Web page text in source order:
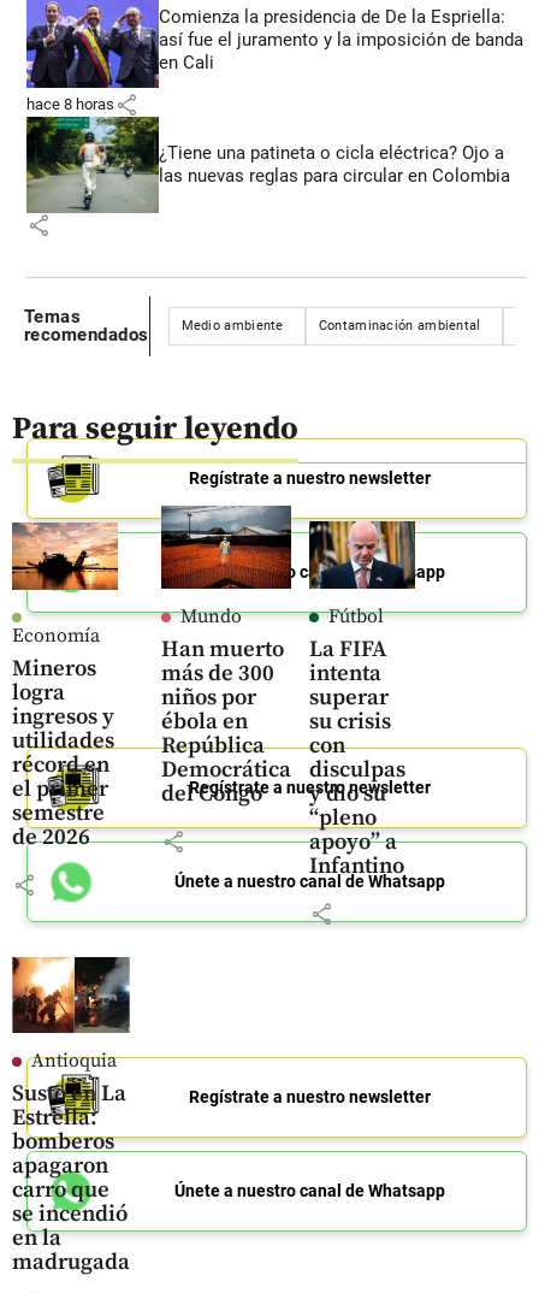
Comienza la presidencia de De la Espriella:
así fue el juramento y la imposición de banda
en Cali
hace 8 horas share
¿Tiene una patineta o cicla eléctrica? Ojo a
las nuevas reglas para circular en Colombia
share
Temas
recomendados
Medio ambiente Contaminación ambiental
Para seguir leyendo
Economía
Mineros
logra
ingresos y
utilidades
récord en
el primer
semestre
de 2026
share
Mundo
Han muerto
más de 300
niños por
ébola en
República
Democrática
del Congo
share
Fútbol
La FIFA
intenta
superar
su crisis
con
disculpas
y dio su
“pleno
apoyo” a
Infantino
share
Antioquia
Susto en La
Estrella:
bomberos
apagaron
carro que
se incendió
en la
madrugada
Regístrate a nuestro newsletter
Únete a nuestro canal de Whatsapp
Regístrate a nuestro newsletter
Únete a nuestro canal de Whatsapp
Regístrate a nuestro newsletter
Únete a nuestro canal de Whatsapp